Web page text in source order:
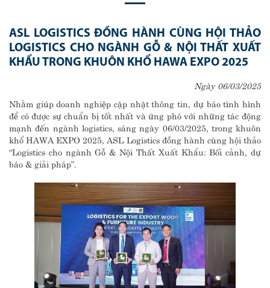
ASL LOGISTICS ĐỒNG HÀNH CÙNG HỘI THẢO
LOGISTICS CHO NGÀNH GỖ & NỘI THẤT XUẤT
KHẨU TRONG KHUÔN KHỔ HAWA EXPO 2025
Ngày 06/03/2025
Nhằm giúp doanh nghiệp cập nhật thông tin, dự báo tình hình
để có được sự chuẩn bị tốt nhất và ứng phó với những tác động
mạnh đến ngành logistics, sáng ngày 06/03/2025, trong khuôn
khổ HAWA EXPO 2025, ASL Logistics đồng hành cùng hội thảo
“Logistics cho ngành Gỗ & Nội Thất Xuất Khẩu: Bối cảnh, dự
báo & giải pháp”.